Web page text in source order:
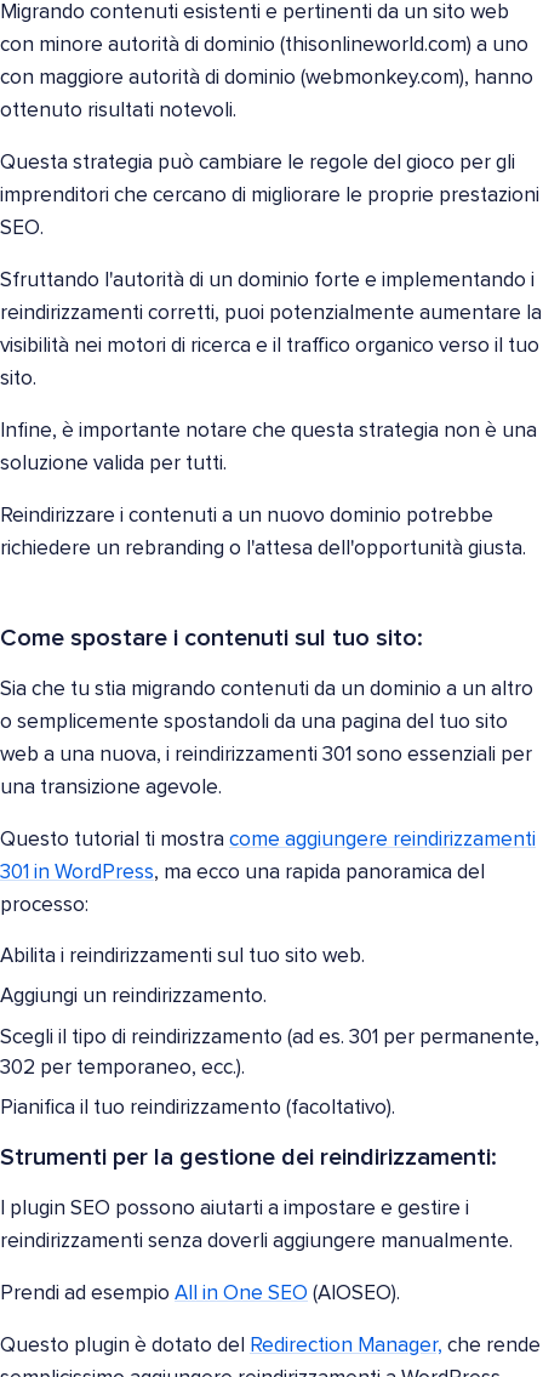
Migrando contenuti esistenti e pertinenti da un sito web
con minore autorità di dominio (thisonlineworld.com) a uno
con maggiore autorità di dominio (webmonkey.com), hanno
ottenuto risultati notevoli.
Questa strategia può cambiare le regole del gioco per gli
imprenditori che cercano di migliorare le proprie prestazioni
SEO.
Sfruttando l'autorità di un dominio forte e implementando i
reindirizzamenti corretti, puoi potenzialmente aumentare la
visibilità nei motori di ricerca e il traffico organico verso il tuo
sito.
Infine, è importante notare che questa strategia non è una
soluzione valida per tutti.
Reindirizzare i contenuti a un nuovo dominio potrebbe
richiedere un rebranding o l'attesa dell'opportunità giusta.
Come spostare i contenuti sul tuo sito:
Sia che tu stia migrando contenuti da un dominio a un altro
o semplicemente spostandoli da una pagina del tuo sito
web a una nuova, i reindirizzamenti 301 sono essenziali per
una transizione agevole.
Questo tutorial ti mostra come aggiungere reindirizzamenti
301 in WordPress, ma ecco una rapida panoramica del
processo:
Abilita i reindirizzamenti sul tuo sito web.
Aggiungi un reindirizzamento.
Scegli il tipo di reindirizzamento (ad es. 301 per permanente,
302 per temporaneo, ecc.).
Pianifica il tuo reindirizzamento (facoltativo).
Strumenti per la gestione dei reindirizzamenti:
I plugin SEO possono aiutarti a impostare e gestire i
reindirizzamenti senza doverli aggiungere manualmente.
Prendi ad esempio All in One SEO (AIOSEO).
Questo plugin è dotato del Redirection Manager, che rende